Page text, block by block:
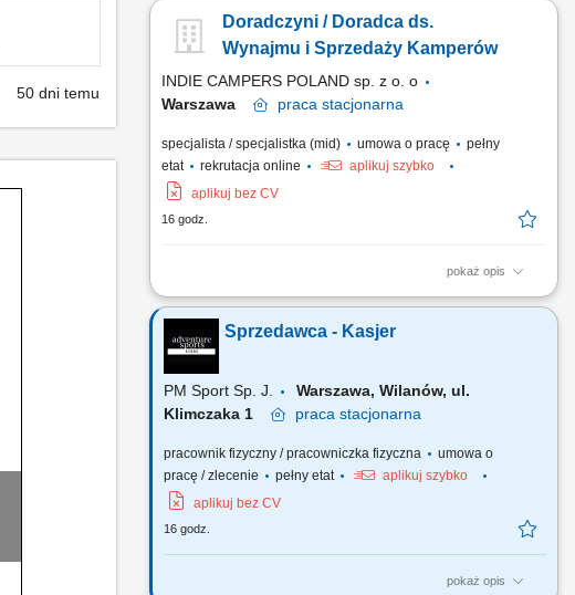
50 dni temu
Doradczyni / Doradca ds.
Wynajmu i Sprzedaży Kamperów
INDIE CAMPERS POLAND sp. z o. o
Warszawa
praca stacjonarna
specjalista / specjalistka (mid) umowa o pracę
pełny
etat
rekrutacja online
aplikuj szybko
aplikuj bez CV
16 godz.
pokaż opis
Zakres obowiązków: obsługa klientów zainteresowanych
wynajmem i zakupem kamperów, wydawanie oraz
przyjmowanie pojazdów zgodnie z obowiązującymi
procedurami, prowadzenie prezentacji pojazdów i omawianie
ich funkcjonalności, identyfikowanie potrzeb klientów i
proponowanie odpowiednich...
Sprzedawca - Kasjer
PM Sport Sp. J.
Warszawa, Wilanów, ul.
Klimczaka 1
praca stacjonarna
pracownik fizyczny / pracowniczka fizyczna
umowa o
pracę / zlecenie
pełny etat
aplikuj szybko
aplikuj bez CV
16 godz.
pokaż opis